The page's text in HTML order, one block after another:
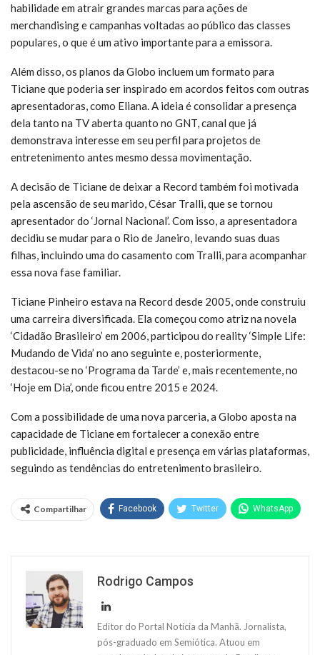
habilidade em atrair grandes marcas para ações de
merchandising e campanhas voltadas ao público das classes
populares, o que é um ativo importante para a emissora.
Além disso, os planos da Globo incluem um formato para
Ticiane que poderia ser inspirado em acordos feitos com outras
apresentadoras, como Eliana. A ideia é consolidar a presença
dela tanto na TV aberta quanto no GNT, canal que já
demonstrava interesse em seu perfil para projetos de
entretenimento antes mesmo dessa movimentação.
A decisão de Ticiane de deixar a Record também foi motivada
pela ascensão de seu marido, César Tralli, que se tornou
apresentador do ‘Jornal Nacional’. Com isso, a apresentadora
decidiu se mudar para o Rio de Janeiro, levando suas duas
filhas, incluindo uma do casamento com Tralli, para acompanhar
essa nova fase familiar.
Ticiane Pinheiro estava na Record desde 2005, onde construiu
uma carreira diversificada. Ela começou como atriz na novela
‘Cidadão Brasileiro’ em 2006, participou do reality ‘Simple Life:
Mudando de Vida’ no ano seguinte e, posteriormente,
destacou-se no ‘Programa da Tarde’ e, mais recentemente, no
‘Hoje em Dia’, onde ficou entre 2015 e 2024.
Com a possibilidade de uma nova parceria, a Globo aposta na
capacidade de Ticiane em fortalecer a conexão entre
publicidade, influência digital e presença em várias plataformas,
seguindo as tendências do entretenimento brasileiro.
Compartilhar Facebook Twitter WhatsApp
Rodrigo Campos
Editor do Portal Notícia da Manhã. Jornalista,
pós-graduado em Semiótica. Atuou em